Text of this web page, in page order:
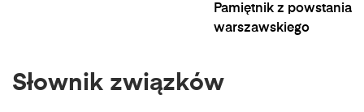
Pamiętnik z powstania
warszawskiego
Słownik związków